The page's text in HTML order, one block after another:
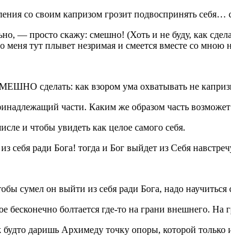
со своим капризом грозит подвоспринять
— просто скажу: смешно! (Хоть и не буду, как
меня тут плывет незримая и смеется вместе со
сделать: как взором ума охватывать не
части. Каким же образом часть
и чтобы увидеть как целое самого себя.
ради Бога! тогда и Бог выйдет из Себя
сумел он выйти из себя ради Бога, надо
бесконечно болтается где-то на грани внешнего.
даришь Архимеду точку опоры, которой только